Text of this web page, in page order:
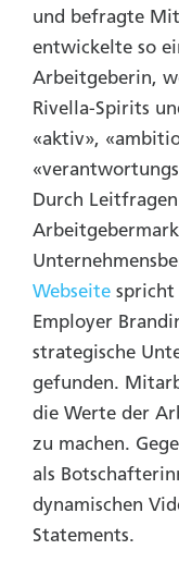
und befragte
entwickelte so
Arbeitgeberin,
Rivella-Spirits
«aktiv»,
Durch
Webseite spricht
Employer
strategische
gefunden.
die Werte der
zu machen.
als
dynamischen
Statements.